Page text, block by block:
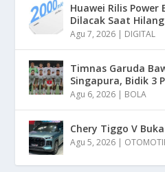
Huawei Rilis Power
Dilacak Saat Hilang
Agu 7, 2026 | DIGITAL
Timnas Garuda
Singapura, Bidik 3
Agu 6, 2026 | BOLA
Chery Tiggo V
Agu 5, 2026 |